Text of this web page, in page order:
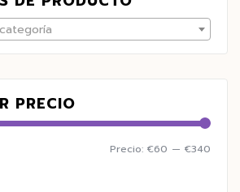
PRECIO
Precio: €60 — €340